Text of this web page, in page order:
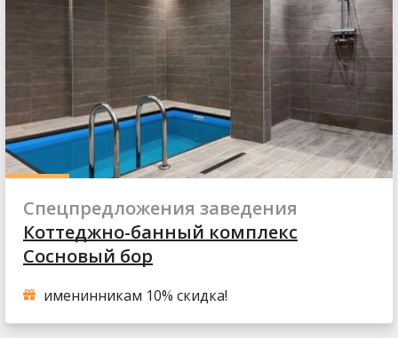
Спецпредложения заведения
Коттеджно-банный комплекс
Сосновый бор
именинникам 10% скидка!